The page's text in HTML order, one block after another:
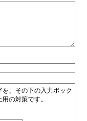
、その下の入力ボック
の対策です。